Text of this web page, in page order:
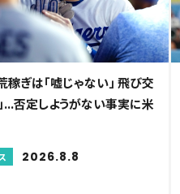
稼ぎは「嘘じゃない」 飛び交
...否定しようがない事実に米
2026.8.8